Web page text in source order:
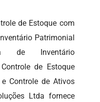
de Estoque com
Patrimonial
de Inventário
de Estoque
Controle de Ativos
Ltda fornece